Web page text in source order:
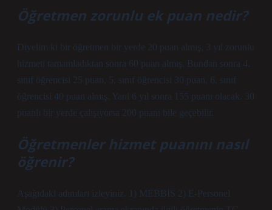
Öğretmen zorunlu ek puan nedir?
Diyelim ki bir öğretmen bir yerde 20 puan almış, 3 yıl zorunlu
hizmeti tamamladıktan sonra 60 puan almış. Bundan sonra 4.
sınıf öğrencisi 25 puan, 5. sınıf öğrencisi 30 puan, 6. sınıf
öğrencisi 40 puan almış. Yani 6 yıl sonra 155 puanı olacak. 30
puanlı bir yerde çalışıyorsa 200 puanı bile geçebilir.
Öğretmenler hizmet puanını nasıl
öğrenir?
Aşağıdaki adımları izleyiniz. 1) MEBBİS 2) E-Personel